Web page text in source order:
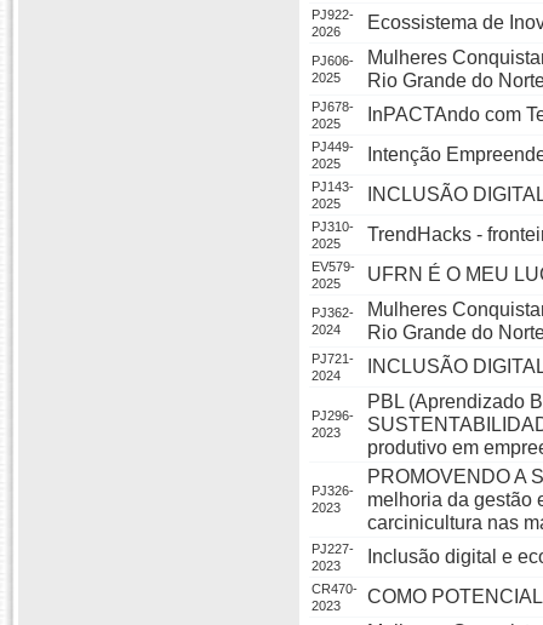
PJ922-
2026
Ecossistema de
PJ606-
2025
Mulheres
Rio Grande do
PJ678-
2025
InPACTAndo com
PJ449-
2025
Intenção
PJ143-
2025
INCLUSÃO
PJ310-
2025
TrendHacks -
EV579-
2025
UFRN É O MEU
PJ362-
2024
Mulheres
Rio Grande do
PJ721-
2024
INCLUSÃO
PJ296-
2023
PBL (Aprendizado
produtivo em
PJ326-
2023
PROMOVENDO A
melhoria da gestão
carcinicultura nas
PJ227-
2023
Inclusão digital e
CR470-
2023
COMO